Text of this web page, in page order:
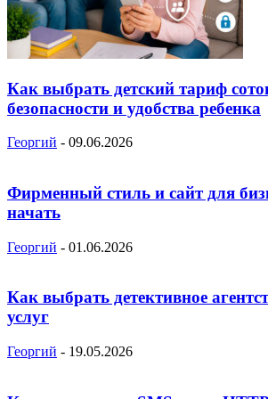
Как выбрать детский тариф
безопасности и удобства ребенка
Георгий - 09.06.2026
Фирменный стиль и сайт для
начать
Георгий - 01.06.2026
Как выбрать детективное
услуг
Георгий - 19.05.2026